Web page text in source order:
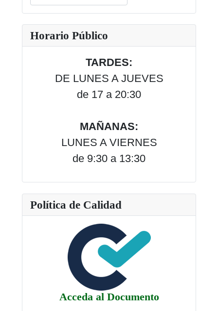
Type 2 or more characters for results.
Horario Público
TARDES:
DE LUNES A JUEVES
de 17 a 20:30
MAÑANAS:
LUNES A VIERNES
de 9:30 a 13:30
Política de Calidad
Acceda al Documento